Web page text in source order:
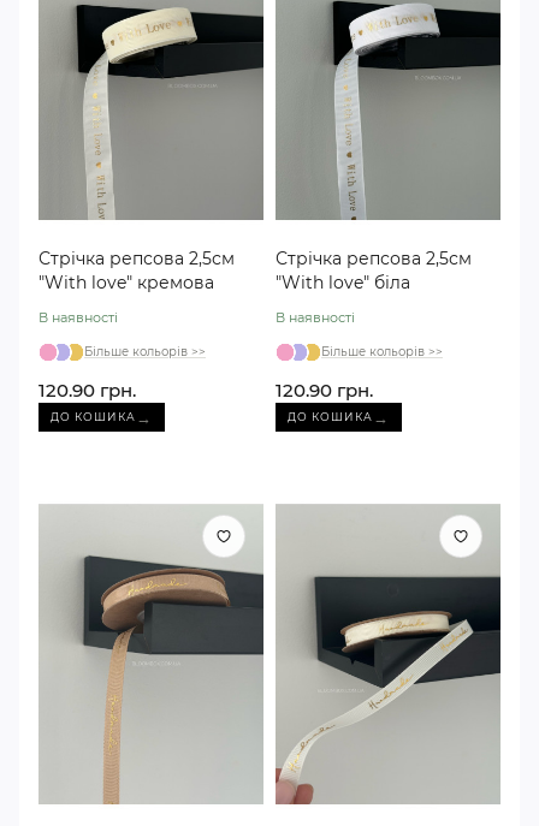
Стрічка репсова 2,5см
"With love" кремова
В наявності
Більше кольорів >>
120.90 грн.
ДО КОШИКА →
Стрічка репсова 2,5см
"With love" біла
В наявності
Більше кольорів >>
120.90 грн.
ДО КОШИКА →